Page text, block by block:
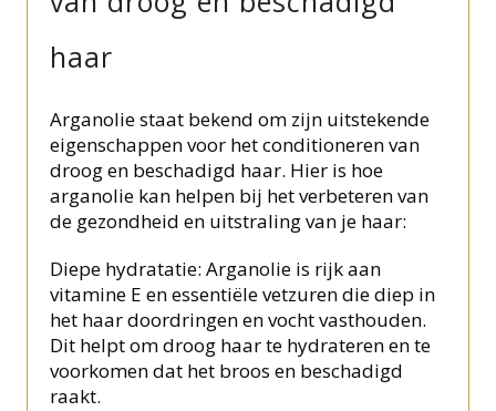
haar
Arganolie staat bekend om zijn uitstekende
eigenschappen voor het conditioneren van
droog en beschadigd haar. Hier is hoe
arganolie kan helpen bij het verbeteren van
de gezondheid en uitstraling van je haar:
Diepe hydratatie: Arganolie is rijk aan
vitamine E en essentiële vetzuren die diep in
het haar doordringen en vocht vasthouden.
Dit helpt om droog haar te hydrateren en te
voorkomen dat het broos en beschadigd
raakt.